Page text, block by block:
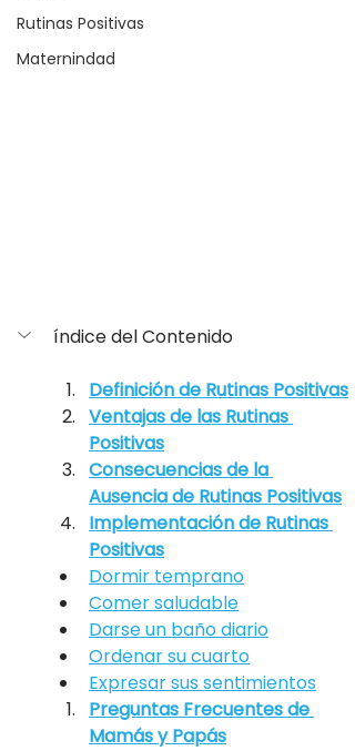
Rutinas Positivas
Maternindad
índice del Contenido
Definición de Rutinas Positivas
Ventajas de las Rutinas
Positivas
Consecuencias de la
Ausencia de Rutinas Positivas
Implementación de Rutinas
Positivas
Dormir temprano
Comer saludable
Darse un baño diario
Ordenar su cuarto
Expresar sus sentimientos
Preguntas Frecuentes de
Mamás y Papás